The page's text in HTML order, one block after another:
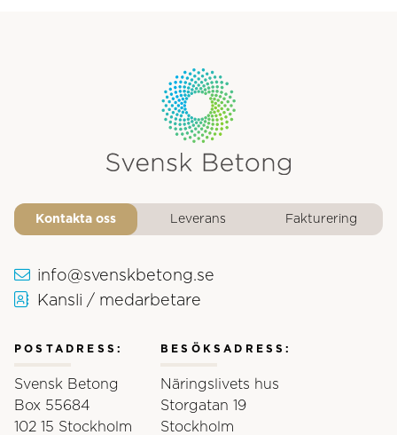
Kontakta oss Leverans Fakturering
info@svenskbetong.se
Kansli / medarbetare
POSTADRESS:
Svensk Betong
Box 55684
102 15 Stockholm
BESÖKSADRESS:
Näringslivets hus
Storgatan 19
Stockholm